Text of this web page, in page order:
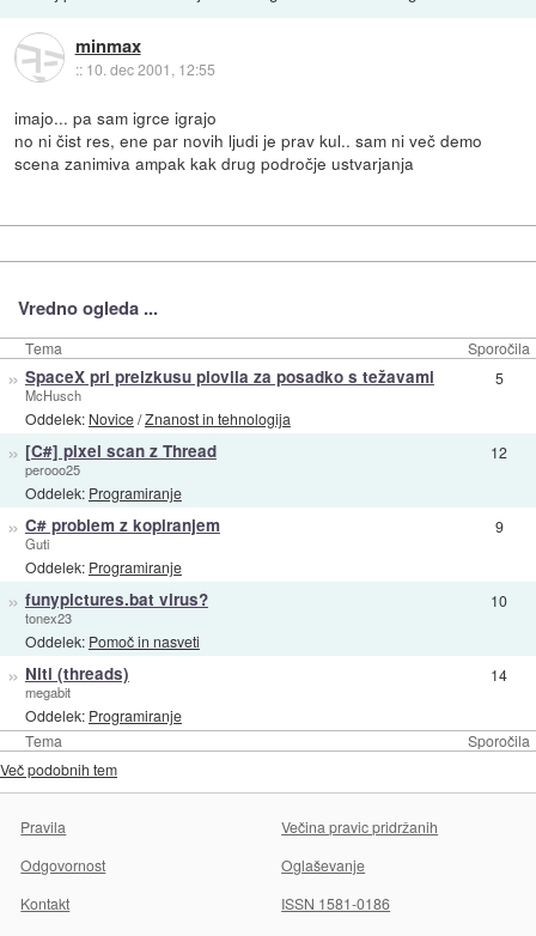
minmax
:: 10. dec 2001, 12:55
imajo... pa sam igrce igrajo
no ni čist res, ene par novih ljudi je prav kul.. sam ni več demo
scena zanimiva ampak kak drug področje ustvarjanja
Vredno ogleda ...
Tema Sporočila
Tema Sporočila
» SpaceX pri preizkusu plovila za posadko s težavami
McHusch
Oddelek: Novice/Znanost in tehnologija
5
» [C#] pixel scan z Thread
perooo25
Oddelek: Programiranje
12
» C# problem z kopiranjem
Guti
Oddelek: Programiranje
9
» funypictures.bat virus?
tonex23
Oddelek: Pomoč in nasveti
10
» Niti (threads)
megabit
Oddelek: Programiranje
14
Več podobnih tem
Pravila
Večina pravic pridržanih
Odgovornost
Oglaševanje
Kontakt
ISSN 1581-0186